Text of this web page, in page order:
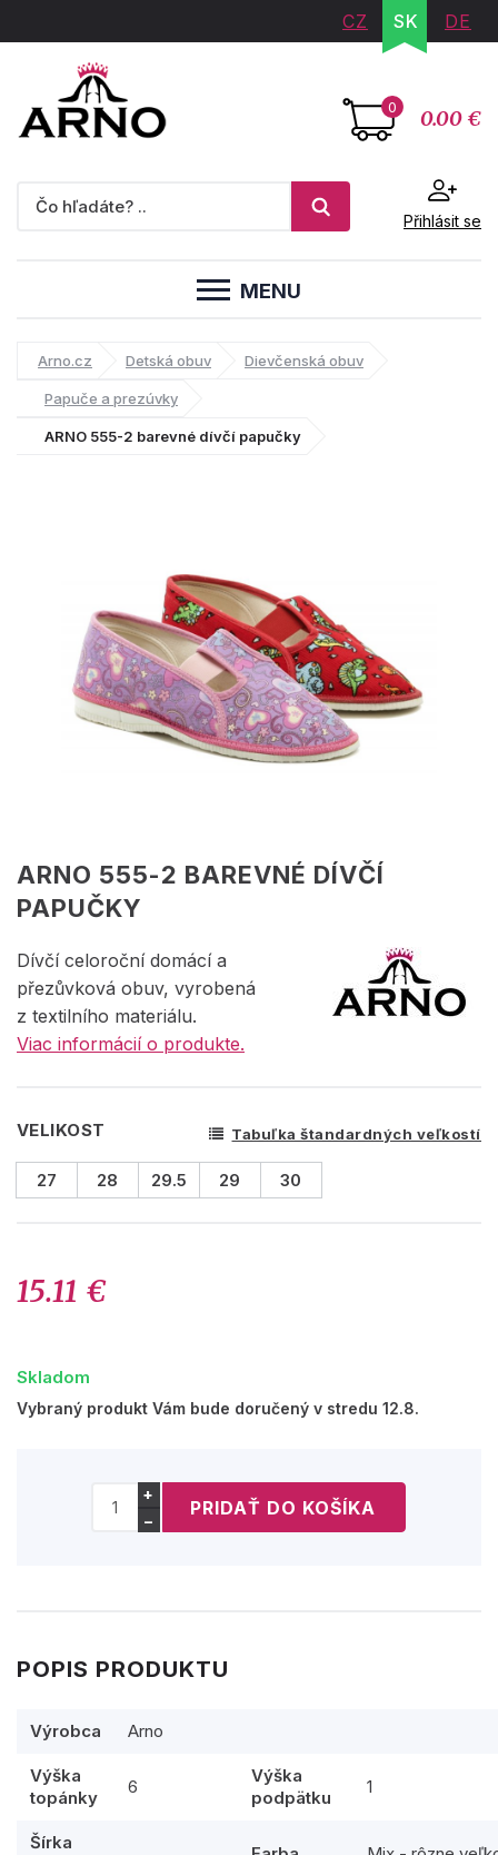
CZ SK DE
0 0.00 €
Přihlásit se
MENU
Arno.cz Detská obuv Dievčenská obuv
Papuče a prezúvky
ARNO 555-2 barevné dívčí papučky
ARNO 555-2 BAREVNÉ DÍVČÍ
PAPUČKY
Dívčí celoroční domácí a
přezůvková obuv, vyrobená
z textilního materiálu.
Viac informácií o produkte.
VELIKOST Tabuľka štandardných veľkostí
27 28 29.5 29 30
15.11 €
Skladom
Vybraný produkt Vám bude doručený v stredu 12.8.
+
−
POPIS PRODUKTU
Výrobca Arno
Výška
topánky
6
Výška
podpätku
1
Šírka